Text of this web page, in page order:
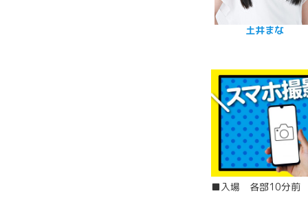
土井まな
■入場 各部10分前